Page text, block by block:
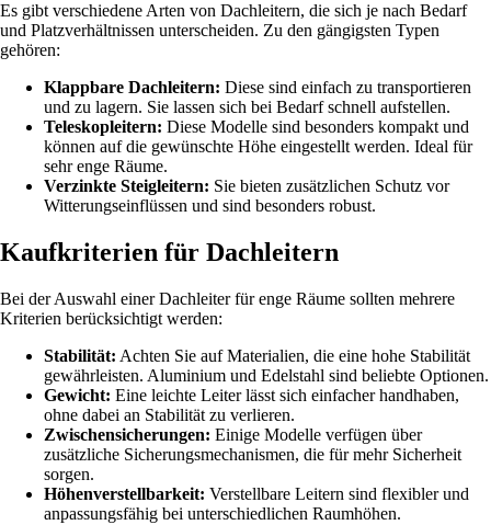
Es gibt verschiedene Arten von Dachleitern, die sich je nach Bedarf
und Platzverhältnissen unterscheiden. Zu den gängigsten Typen
gehören:
Klappbare Dachleitern: Diese sind einfach zu transportieren
und zu lagern. Sie lassen sich bei Bedarf schnell aufstellen.
Teleskopleitern: Diese Modelle sind besonders kompakt und
können auf die gewünschte Höhe eingestellt werden. Ideal für
sehr enge Räume.
Verzinkte Steigleitern: Sie bieten zusätzlichen Schutz vor
Witterungseinflüssen und sind besonders robust.
Kaufkriterien für Dachleitern
Bei der Auswahl einer Dachleiter für enge Räume sollten mehrere
Kriterien berücksichtigt werden:
Stabilität: Achten Sie auf Materialien, die eine hohe Stabilität
gewährleisten. Aluminium und Edelstahl sind beliebte Optionen.
Gewicht: Eine leichte Leiter lässt sich einfacher handhaben,
ohne dabei an Stabilität zu verlieren.
Zwischensicherungen: Einige Modelle verfügen über
zusätzliche Sicherungsmechanismen, die für mehr Sicherheit
sorgen.
Höhenverstellbarkeit: Verstellbare Leitern sind flexibler und
anpassungsfähig bei unterschiedlichen Raumhöhen.